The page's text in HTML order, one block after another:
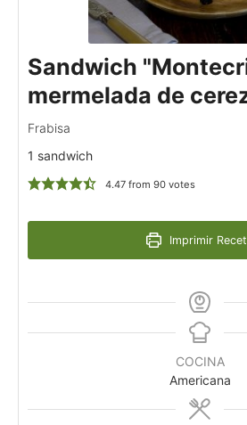
Sandwich
mermelada de
Frabisa
1 sandwich
4.47from 90votes
Imprimir
COCINA
Americana